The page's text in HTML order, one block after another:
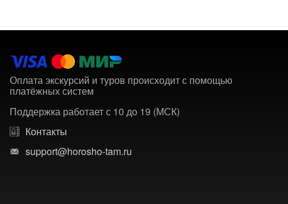
Оплата экскурсий и туров происходит с помощью
платёжных систем
Поддержка работает с 10 до 19 (МСК)
Контакты
support@horosho-tam.ru